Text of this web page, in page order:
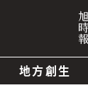
地方創生